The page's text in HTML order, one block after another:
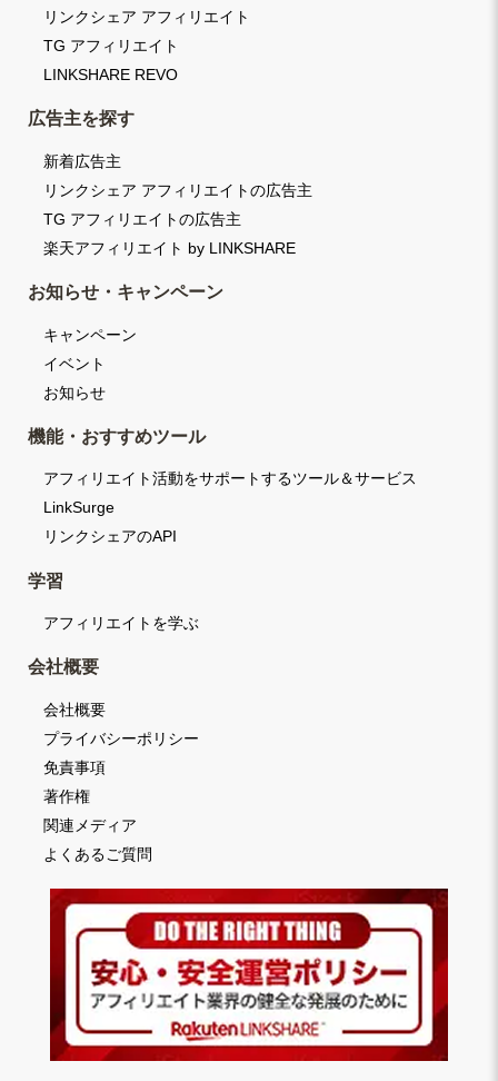
リンクシェア アフィリエイト
TG アフィリエイト
LINKSHARE REVO
広告主を探す
新着広告主
リンクシェア アフィリエイトの広告主
TG アフィリエイトの広告主
楽天アフィリエイト by LINKSHARE
お知らせ・キャンペーン
キャンペーン
イベント
お知らせ
機能・おすすめツール
アフィリエイト活動をサポートするツール＆サービス
LinkSurge
リンクシェアのAPI
学習
アフィリエイトを学ぶ
会社概要
会社概要
プライバシーポリシー
免責事項
著作権
関連メディア
よくあるご質問